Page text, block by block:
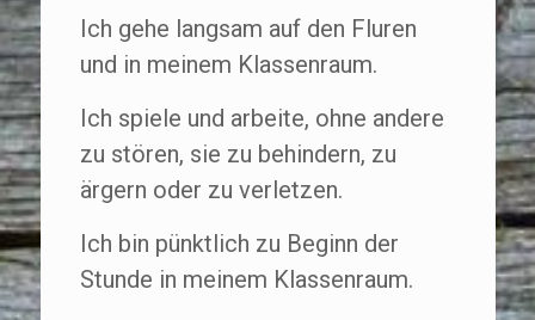
Ich gehe langsam auf den Fluren
und in meinem Klassenraum.
Ich spiele und arbeite, ohne andere
zu stören, sie zu behindern, zu
ärgern oder zu verletzen.
Ich bin pünktlich zu Beginn der
Stunde in meinem Klassenraum.